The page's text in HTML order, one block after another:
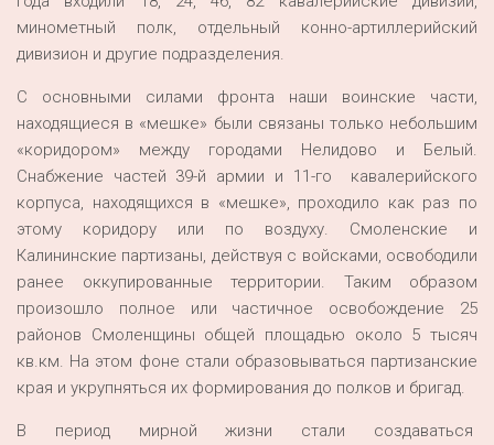
минометный полк, отдельный конно-артиллерийский
дивизион и другие подразделения.
С основными силами фронта наши воинские части,
находящиеся в «мешке» были связаны только небольшим
«коридором» между городами Нелидово и Белый.
Снабжение частей 39-й армии и 11-го кавалерийского
корпуса, находящихся в «мешке», проходило как раз по
этому коридору или по воздуху. Смоленские и
Калининские партизаны, действуя с войсками, освободили
ранее оккупированные территории. Таким образом
произошло полное или частичное освобождение 25
районов Смоленщины общей площадью около 5 тысяч
кв.км. На этом фоне стали образовываться партизанские
края и укрупняться их формирования до полков и бригад.
В период мирной жизни стали создаваться